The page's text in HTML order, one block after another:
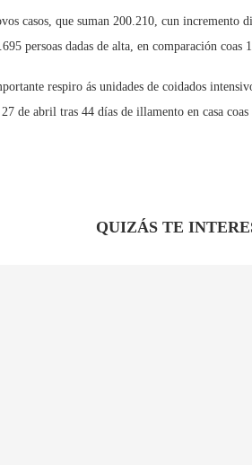
casos, que suman 200.210, cun
persoas dadas de alta, en comparación coas
respiro ás unidades de coidados
de abril tras 44 días de illamento en casa coas
QUIZÁS TE